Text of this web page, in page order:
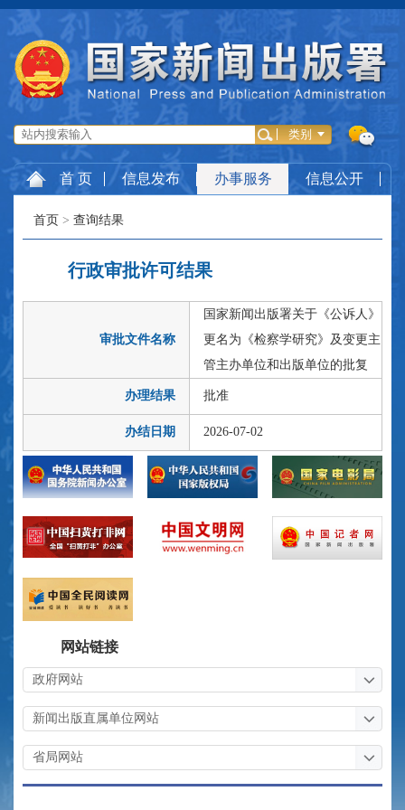
首 页 信息发布 办事服务 信息公开
首页 > 查询结果
行政审批许可结果
审批文件名称
国家新闻出版署关于《公诉人》
更名为《检察学研究》及变更主
管主办单位和出版单位的批复
办理结果 批准
办结日期 2026-07-02
网站链接